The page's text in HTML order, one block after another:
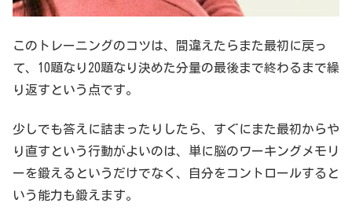
このトレーニングのコツは、間違えたらまた最初に戻っ
て、10題なり20題なり決めた分量の最後まで終わるまで繰
り返すという点です。
少しでも答えに詰まったりしたら、すぐにまた最初からや
り直すという行動がよいのは、単に脳のワーキングメモリ
ーを鍛えるというだけでなく、自分をコントロールすると
いう能力も鍛えます。